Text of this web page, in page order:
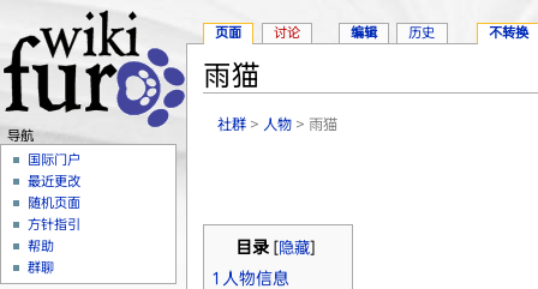
雨猫
社群 > 人物 > 雨猫
目录 [隐藏]
1 人物信息
页面 讨论 编辑 历史 不转换
导航
国际门户
最近更改
随机页面
方针指引
帮助
群聊